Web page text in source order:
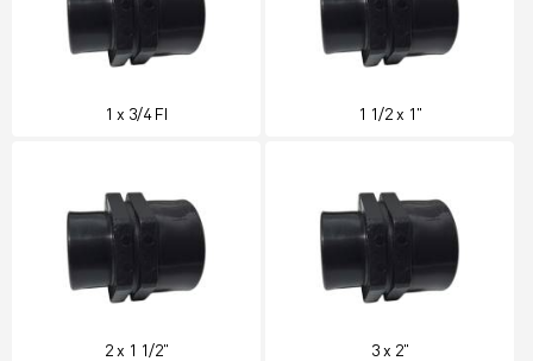
1 x 3/4 FI 1 1/2 x 1"
2 x 1 1/2" 3 x 2"